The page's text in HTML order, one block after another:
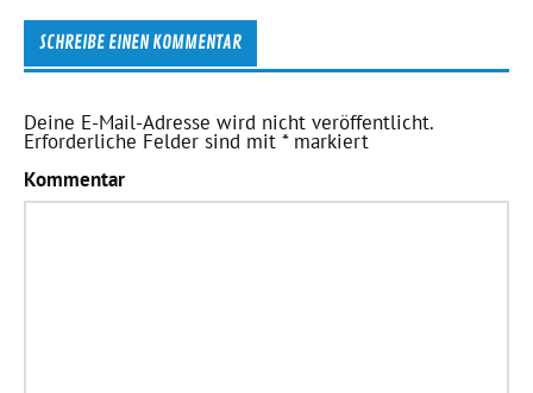
SCHREIBE EINEN KOMMENTAR
Deine E-Mail-Adresse wird nicht veröffentlicht.
Erforderliche Felder sind mit*markiert
Kommentar